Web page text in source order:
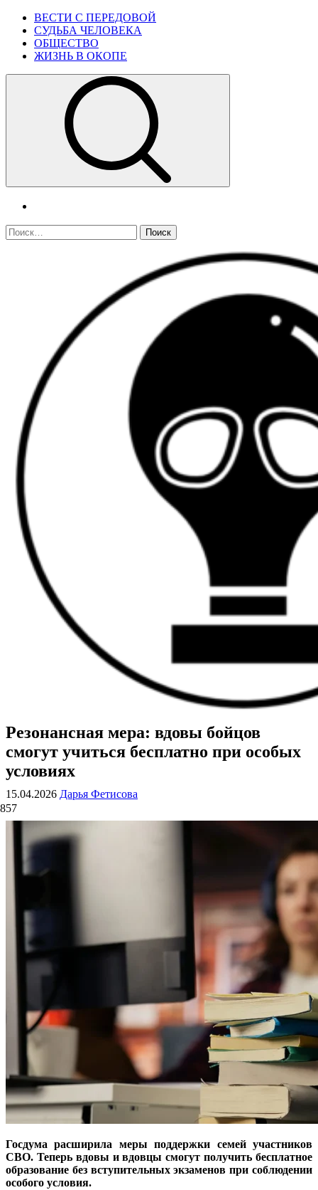
Skip
content
Primary
Menu
ВЕСТИ С ПЕРЕДОВОЙ
СУДЬБА ЧЕЛОВЕКА
ОБЩЕСТВО
ЖИЗНЬ В ОКОПЕ
Найти:
ВОЕННЫЕ СТРАНИЦЫ
СТАТЬИ ВОЕННОЙ ТЕМАТИКИ
Резонансная мера: вдовы бойцов
смогут учиться бесплатно при особых
условиях
15.04.2026 Дарья Фетисова
857
Госдума расширила меры поддержки семей участников
СВО. Теперь вдовы и вдовцы смогут получить бесплатное
образование без вступительных экзаменов при соблюдении
особого условия.